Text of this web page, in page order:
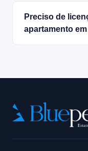
Preciso de
apartamento